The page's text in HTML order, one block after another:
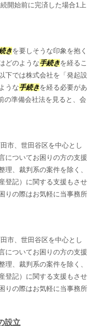
開始前に完済した場合1上
きを要しそうな印象を抱く
どのような手続きを経るこ
下では株式会社を「発起設
うな手続きを経る必要があ
の準備会社法を見ると、会
市、世田谷区を中心とし
についてお困りの方の支援
理、裁判系の案件を除く、
登記）に関する支援もさせ
りの際はお気軽に当事務所
市、世田谷区を中心とし
についてお困りの方の支援
理、裁判系の案件を除く、
登記）に関する支援もさせ
りの際はお気軽に当事務所
設立